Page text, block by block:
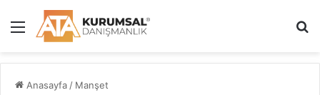
Menü
Anasayfa / Manşet